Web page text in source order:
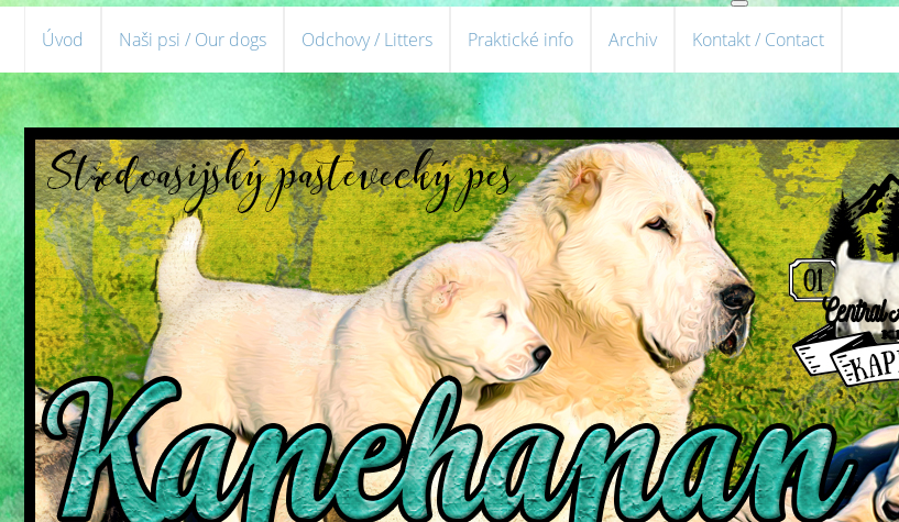
Úvod Naši psi / Our dogs Odchovy / Litters Praktické info Archiv Kontakt / Contact